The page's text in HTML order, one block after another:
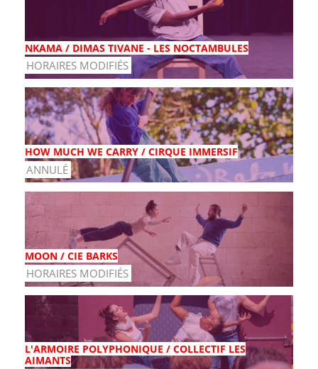
NKAMA / DIMAS TIVANE - LES NOCTAMBULES
HORAIRES MODIFIÉS
HOW MUCH WE CARRY / CIRQUE IMMERSIF
ANNULÉ
MOON / CIE BARKS
HORAIRES MODIFIÉS
L'ARMOIRE POLYPHONIQUE / COLLECTIF LES
AIMANTS